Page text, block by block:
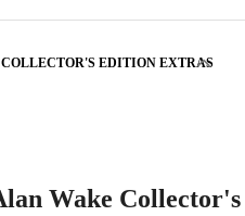
EDITION EXTRAS
Wake Collector's